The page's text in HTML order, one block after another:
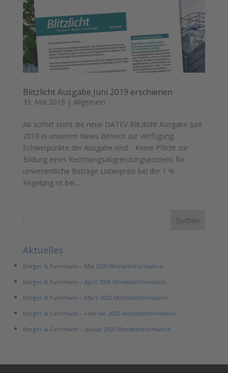
Blitzlicht Ausgabe Juni 2019 erschienen
31. Mai 2019 | Allgemein
Ab sofort steht die neue DATEV Blitzlicht Ausgabe Juni
2019 in unserem News Bereich zur Verfügung.
Schwerpunkte der Ausgabe sind: Keine Pflicht zur
Bildung eines Rechnungsabgrenzungspostens für
unwesentliche Beträge Listenpreis bei der 1 %
Regelung ist bei...
Aktuelles
Berger & Fuhrmann – Mai 2025 Monatsinformation
Berger & Fuhrmann – April 2025 Monatsinformation
Berger & Fuhrmann – März 2025 Monatsinformation
Berger & Fuhrmann – Februar 2025 Monatsinformation
Berger & Fuhrmann – Januar 2025 Monatsinformation